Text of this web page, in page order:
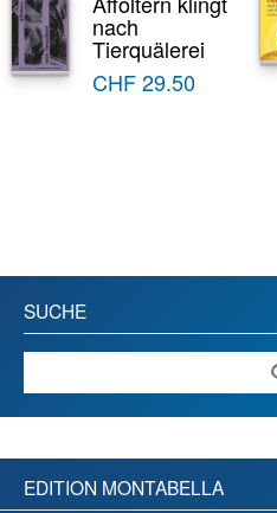
nach
Tierquälerei
CHF29.50
SUCHE
EDITION MONTABELLA